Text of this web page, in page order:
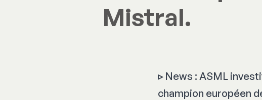
Mistral.
▹News : ASML
champion européen